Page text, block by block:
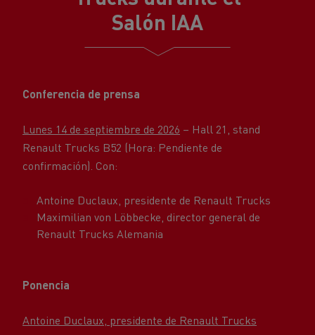
Salón IAA
Renault Trucks B52 (Hora: Pendiente de
confirmación). Con:
Maximilian von Löbbecke, director general de
Renault Trucks Alemania